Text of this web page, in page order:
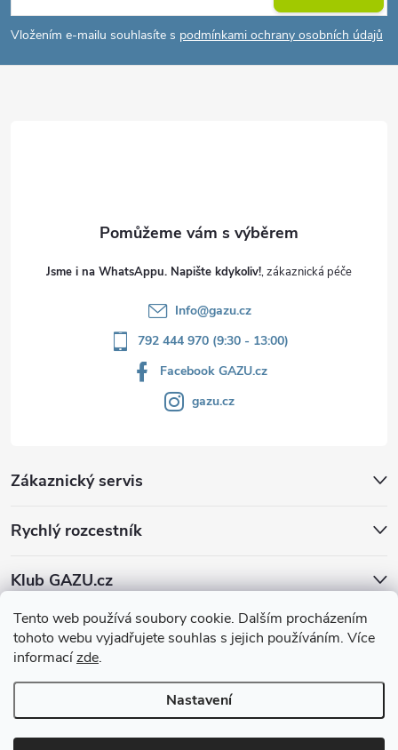
Tento web používá soubory cookie. Dalším procházením
tohoto webu vyjadřujete souhlas s jejich používáním. Více
informacízde.
Nastavení
p
a
Vložením e-mailu souhlasíte s podmínkami ochrany osobních údajů
Jsme i na WhatsAppu. Napište kdykoliv!
Info@gazu.cz
792 444 970 (9:30 - 13:00)
Facebook GAZU.cz
gazu.cz
Zákaznický servis
Rychlý rozcestník
Klub GAZU.cz
Copyright 2026GAZU.cz | moderní koberce. Všechna práva vyhrazena.